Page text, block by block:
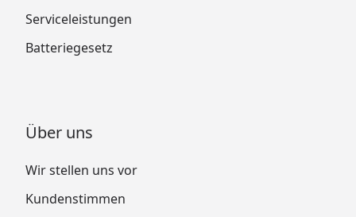
Serviceleistungen
Batteriegesetz
Über uns
Wir stellen uns vor
Kundenstimmen